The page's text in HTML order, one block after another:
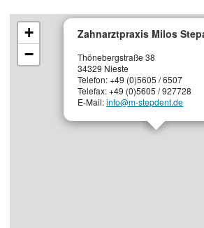
Zahnarztpraxis Milos
Thönebergstraße 38
34329 Nieste
Telefon: +49 (0)5605 / 6507
Telefax: +49 (0)5605 / 927728
E-Mail:info@m-stepdent.de
+
−